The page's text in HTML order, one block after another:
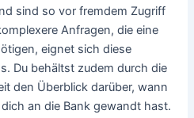
sind so vor fremdem Zugriff
Anfragen, die eine
eignet sich diese
Du behältst zudem durch die
den Überblick darüber, wann
an die Bank gewandt hast.